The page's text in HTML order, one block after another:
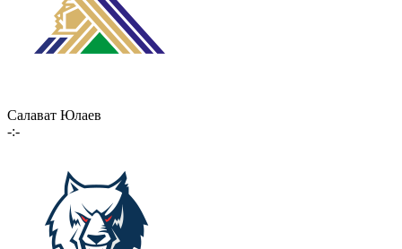
Салават Юлаев
-:-